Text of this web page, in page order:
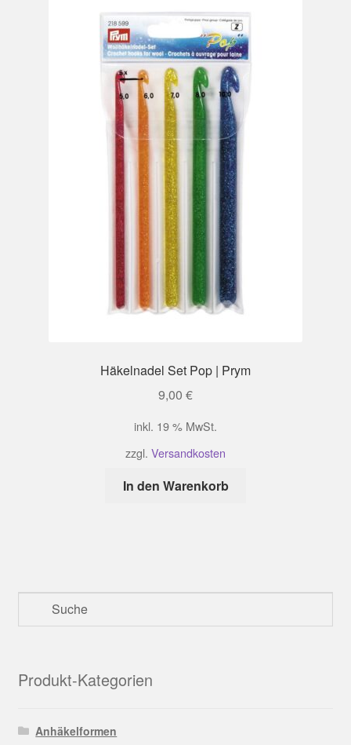
Häkelnadel Set Pop | Prym
9,00 €
inkl. 19 % MwSt.
zzgl. Versandkosten
In den Warenkorb
Produkt-Kategorien
Anhäkelformen